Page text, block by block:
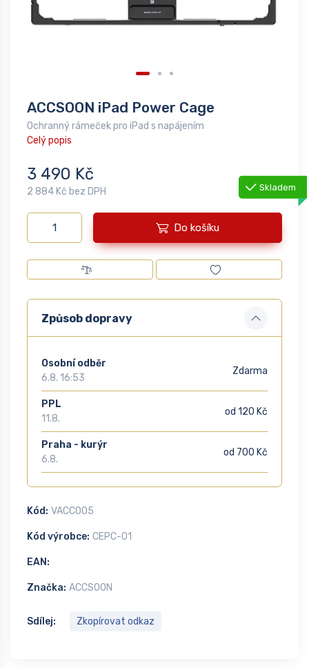
ACCSOON iPad Power Cage
Ochranný rámeček pro iPad s napájením
Celý popis
3 490 Kč
2 884 Kč bez DPH Skladem
Do košíku
Způsob dopravy
Osobní odběr
6.8. 16:53
Zdarma
PPL
11.8.
od 120 Kč
Praha - kurýr
6.8.
od 700 Kč
Kód: VACC005
Kód výrobce: CEPC-01
EAN:
Značka: ACCSOON
Sdílej: Zkopírovat odkaz